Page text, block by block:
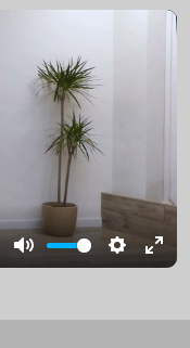
Mute Settings